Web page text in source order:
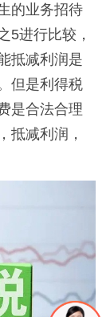
的业务招待
5进行比较，
抵减利润是
但是利得税
是合法合理
抵减利润，